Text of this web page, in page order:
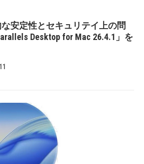
安定性とセキュリテイ上の問
Desktop for Mac 26.4.1」を